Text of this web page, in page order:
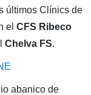
últimos Clínics de
el CFS Ribeco
Chelva FS.
abanico de